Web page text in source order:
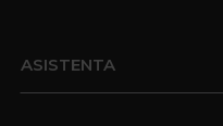
ASISTENTA